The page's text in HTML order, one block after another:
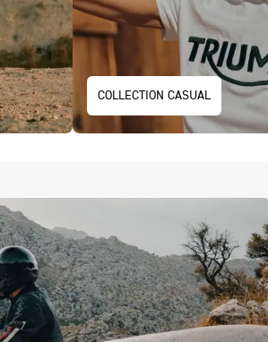
COLLECTION CASUAL